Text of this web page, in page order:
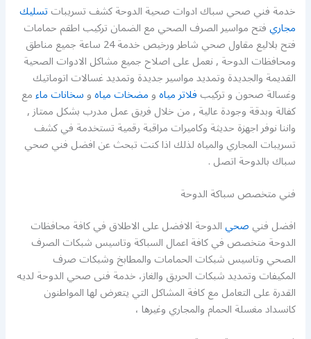
خدمة فني صحي سباك ادوات صحية الدوحة كشف تسريباتتسليك
مجاريفتح مواسير الصرف الصحي مع الضمان تركيب اطقم حمامات
فتح بلاليع مقاول صحي شاطر ورخيص خدمة 24 ساعة جميع مناطق
ومحافظات الدوحة , نعمل على اصلاح جميع مشاكل الادوات الصحية
القديمة والجديدة وتمديد مواسير جديدة وتمديد غسالات اتوماتيك
وغسالة صحون و تركيبفلاتر مياهومضخات مياهوسخانات ماءمع
كفالة وبدقة وجودة عالية , من خلال فريق عمل مدرب بشكل ممتاز ,
واننا نوفر اجهزة حديثة وكاميرات مراقبة رقمية تستخدمة في كشف
تسريبات المجاري والمياه لذلك اذا كنت تبحث عن افضل فني صحي
سباك بالدوحة اتصل .
فني متخصص سباكة الدوحة
افضل فنيصحيالدوحة الافضل على الاطلاق في كافة محافظات
الدوحة متخصص في كافة اعمال السباكة وتاسيس شبكات الصرف
الصحي وتاسيس شبكات الحمامات والمطابخ وشبكات صرف
المكيفات وتمديد شبكات الحريق والغاز، خدمة فنى صحي الدوحة لديه
القدرة على التعامل مع كافة المشاكل التي يتعرض لها المواطنون
كانسداد مغسلة الحمام والمجاري وغيرها ،